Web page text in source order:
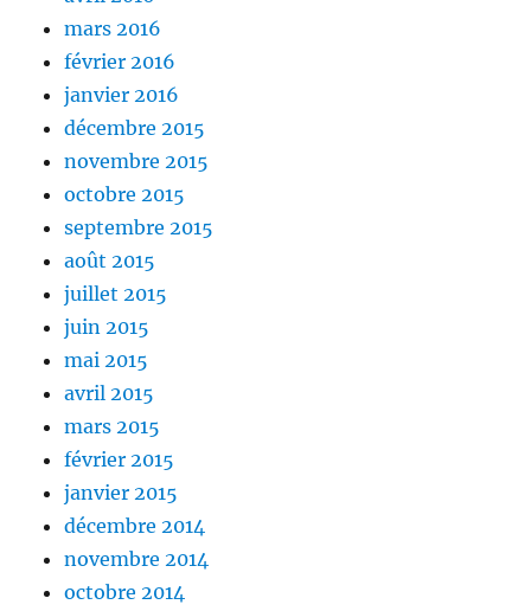
mars 2016
février 2016
janvier 2016
décembre 2015
novembre 2015
octobre 2015
septembre 2015
août 2015
juillet 2015
juin 2015
mai 2015
avril 2015
mars 2015
février 2015
janvier 2015
décembre 2014
novembre 2014
octobre 2014